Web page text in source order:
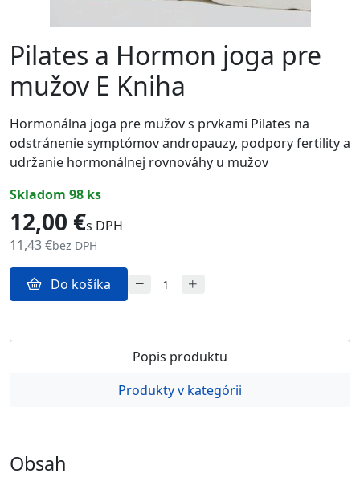
Pilates a Hormon joga pre
mužov E Kniha
Hormonálna joga pre mužov s prvkami Pilates na
odstránenie symptómov andropauzy, podpory fertility a
udržanie hormonálnej rovnováhy u mužov
skladom 98 ks
12,00 €s DPH
11,43 €bez DPH
Do košíka
Popis produktu
Produkty v kategórii
Obsah